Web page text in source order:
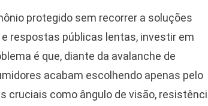
protegido sem recorrer a soluções
respostas públicas lentas, investir em
é que, diante da avalanche de
acabam escolhendo apenas pelo
cruciais como ângulo de visão,